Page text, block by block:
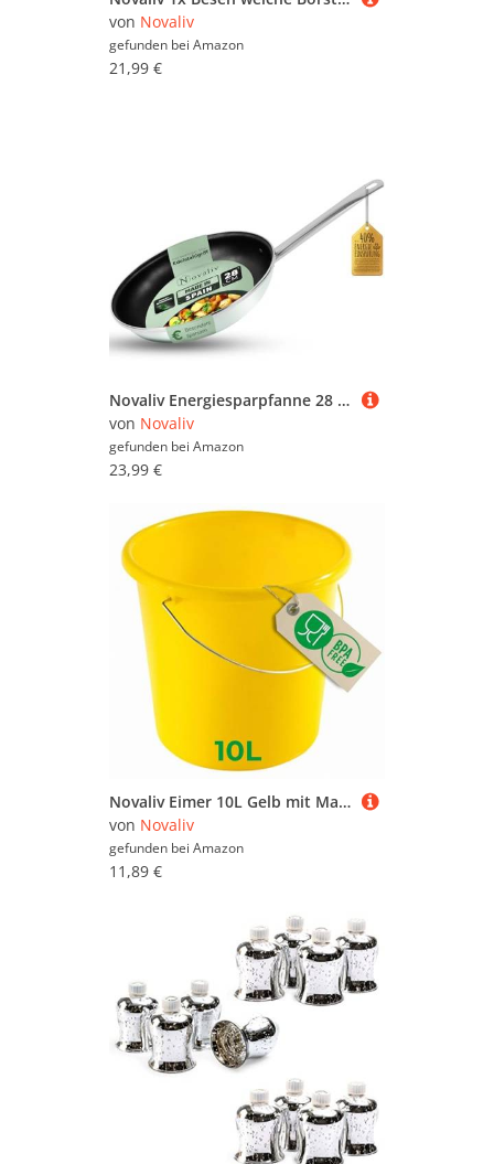
von Novaliv
gefunden bei Amazon
21,99 €
Novaliv Energiesparpfanne 28 cm Einsparung bis zu 40% - Emaillierter Stahl, Antihaft Beschichtung innen, sehr leicht zu reinigen Mintgrün Pfanne für alle Herdarten Spülmaschinenfest Edelstahlgriff
von Novaliv
gefunden bei Amazon
23,99 €
Novaliv Eimer 10L Gelb mit Maßeinteilung - Putzeimer 10 Liter ? 28,5 cm Praktischer Allrounder mit Skala für Haushalt & Garten ideal als Haushaltseimer, Wassereimer, Wischeimer, Bucket
von Novaliv
gefunden bei Amazon
11,89 €